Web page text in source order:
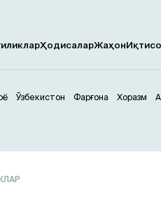
ҲодисаларЖаҳон
Ўзбекистон Фарғона Хоразм